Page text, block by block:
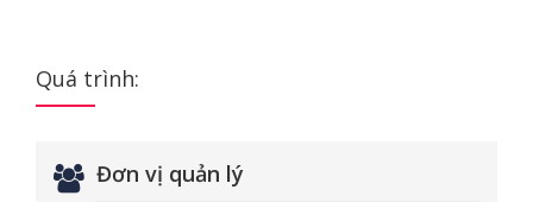
Quá trình:
Đơn vị quản lý